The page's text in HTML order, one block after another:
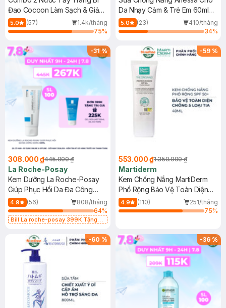
Đao Cocoon Làm Sạch & Giảm
Dầu 500ml
5.0 (57)
1.4k/tháng
75%
Da Nhạy Cảm & Trẻ Em 60ml
(Mới)
5.0 (23)
410/tháng
34%
-31%
308.000 ₫445.000 ₫
La Roche-Posay
Kem Dưỡng La Roche-Posay
Giúp Phục Hồi Da Đa Công
Dụng 40ml
4.9 (56)
808/tháng
64%
Bill La roche-posay 399K Tặng
(SL có hạn)
-59 %
553.000 ₫1.350.000 ₫
Martiderm
Kem Chống Nắng MartiDerm
Phổ Rộng Bảo Vệ Toàn Diện
40ml
4.9 (110)
251/tháng
75%
-60 % -36%